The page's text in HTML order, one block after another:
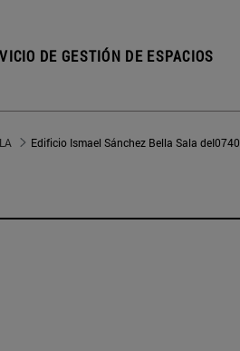
DE GESTIÓN DE ESPACIOS
Edificio Ismael Sánchez Bella Sala deI0740